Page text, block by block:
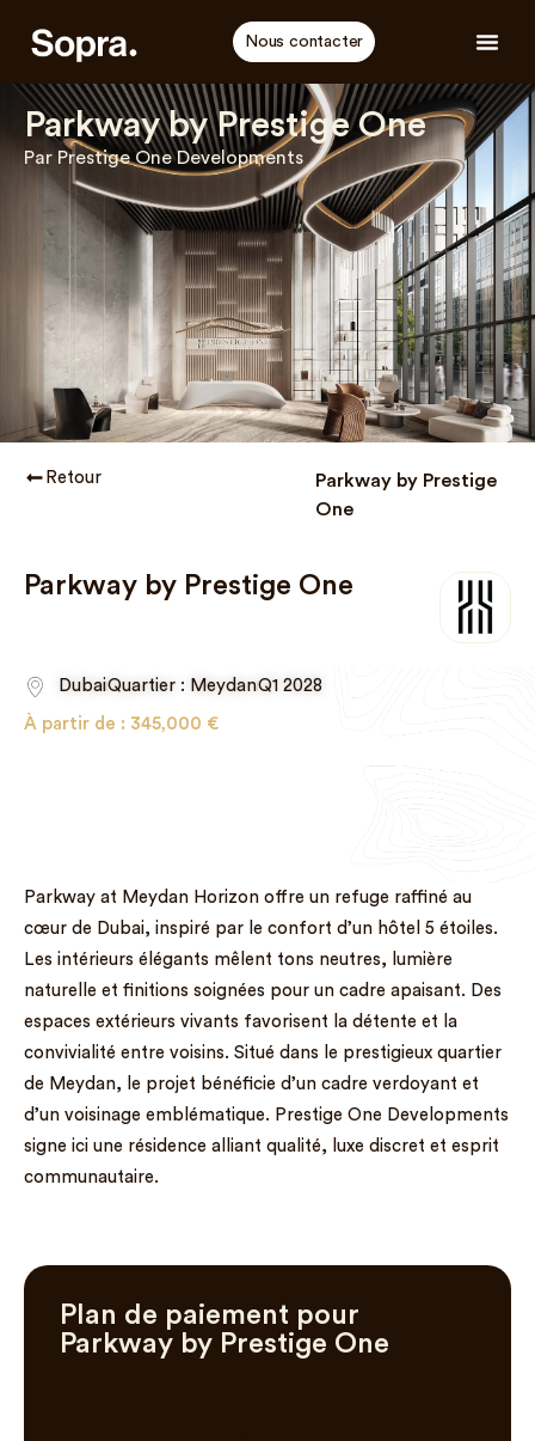
Nous contacter
Parkway by Prestige One
Par Prestige One Developments
Retour
Parkway by Prestige
One
Parkway by Prestige One
DubaiQuartier : MeydanQ1 2028
À partir de : 345,000 €
Parkway at Meydan Horizon offre un refuge raffiné au
cœur de Dubai, inspiré par le confort d’un hôtel 5 étoiles.
Les intérieurs élégants mêlent tons neutres, lumière
naturelle et finitions soignées pour un cadre apaisant. Des
espaces extérieurs vivants favorisent la détente et la
convivialité entre voisins. Situé dans le prestigieux quartier
de Meydan, le projet bénéficie d’un cadre verdoyant et
d’un voisinage emblématique. Prestige One Developments
signe ici une résidence alliant qualité, luxe discret et esprit
communautaire.
Plan de paiement pour
Parkway by Prestige One